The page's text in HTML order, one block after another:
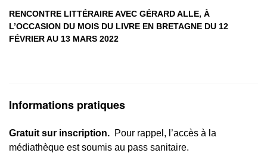
RENCONTRE LITTÉRAIRE AVEC GÉRARD ALLE, À
L’OCCASION DU MOIS DU LIVRE EN BRETAGNE DU 12
FÉVRIER AU 13 MARS 2022
Informations pratiques
Gratuit sur inscription. Pour rappel, l’accès à la
médiathèque est soumis au pass sanitaire.